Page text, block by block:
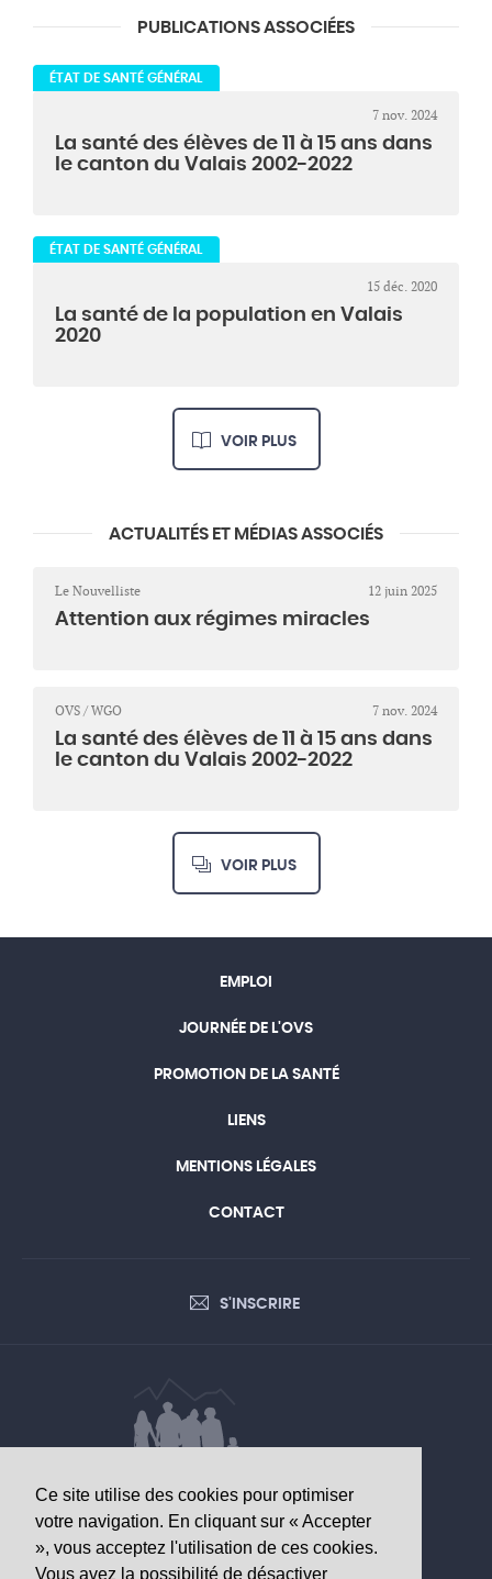
Ce site utilise des cookies pour optimiser
votre navigation. En cliquant sur « Accepter
», vous acceptez l'utilisation de ces cookies.
Vous avez la possibilité de désactiver
PUBLICATIONS ASSOCIÉES
ÉTAT DE SANTÉ GÉNÉRAL
7 nov. 2024
La santé des élèves de 11 à 15 ans dans
le canton du Valais 2002-2022
ÉTAT DE SANTÉ GÉNÉRAL
15 déc. 2020
La santé de la population en Valais
2020
VOIR PLUS
ACTUALITÉS ET MÉDIAS ASSOCIÉS
Le Nouvelliste 12 juin 2025
Attention aux régimes miracles
OVS / WGO 7 nov. 2024
La santé des élèves de 11 à 15 ans dans
le canton du Valais 2002-2022
VOIR PLUS
EMPLOI
JOURNÉE DE L'OVS
PROMOTION DE LA SANTÉ
LIENS
MENTIONS LÉGALES
CONTACT
S'INSCRIRE
DONNÉES D’INTÉRÊT SANITAIRE
Observatoire valaisan de la santé